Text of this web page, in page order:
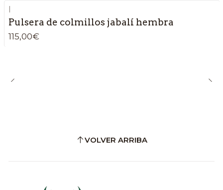
|
Pulsera de colmillos jabalí hembra
115,00€
VOLVER ARRIBA